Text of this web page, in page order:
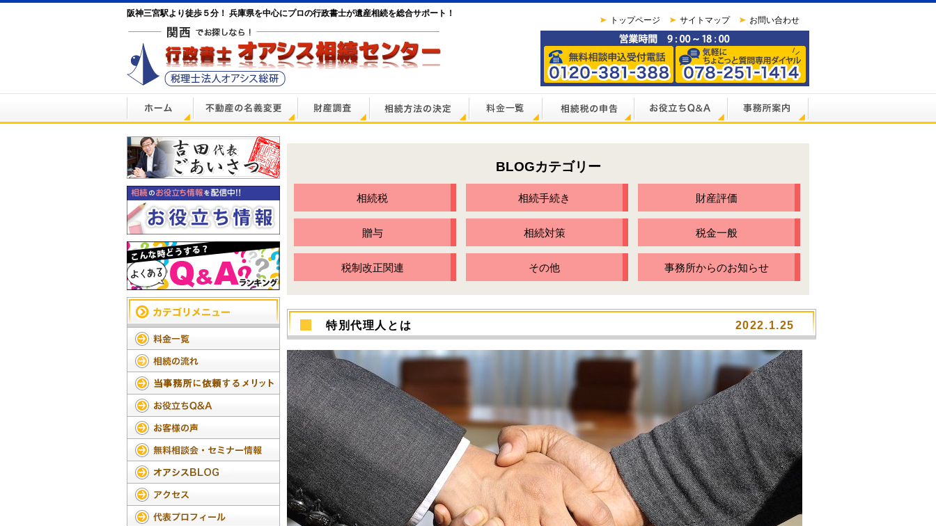
阪神三宮駅より徒歩５分！ 兵庫県を中心にプロの行政書士が遺産相続を総合サポート！
お問い合わせ
サイトマップ
トップページ
BLOGカテゴリー
相続税 相続手続き 財産評価
贈与 相続対策 税金一般
税制改正関連 その他 事務所からのお知らせ
特別代理人とは 2022.1.25